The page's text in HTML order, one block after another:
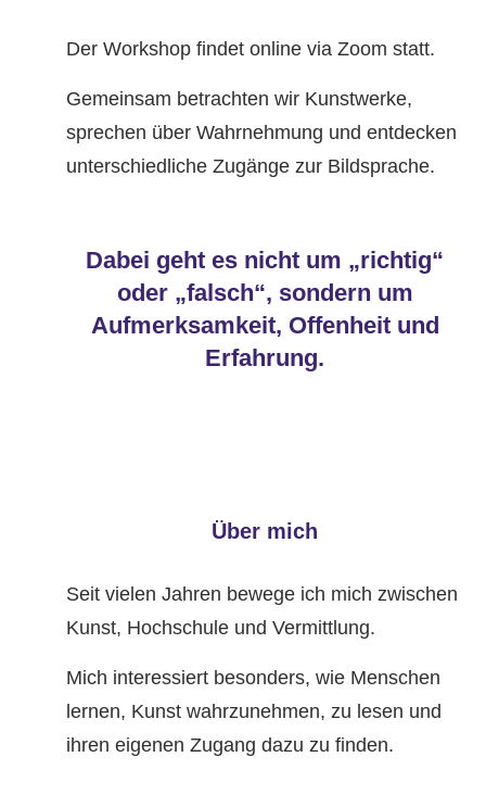
Der Workshop findet online via Zoom statt.
Gemeinsam betrachten wir Kunstwerke,
sprechen über Wahrnehmung und entdecken
unterschiedliche Zugänge zur Bildsprache.
Dabei geht es nicht um „richtig“
oder „falsch“, sondern um
Aufmerksamkeit, Offenheit und
Erfahrung.
Über mich
Seit vielen Jahren bewege ich mich zwischen
Kunst, Hochschule und Vermittlung.
Mich interessiert besonders, wie Menschen
lernen, Kunst wahrzunehmen, zu lesen und
ihren eigenen Zugang dazu zu finden.